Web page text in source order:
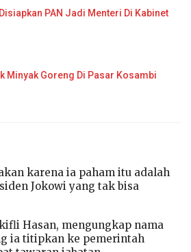
PAN Jadi Menteri Di Kabinet
Minyak Goreng Di Pasar Kosambi
karena ia paham itu adalah
Jokowi yang tak bisa
Hasan, mengungkap nama
ia titipkan ke pemerintah